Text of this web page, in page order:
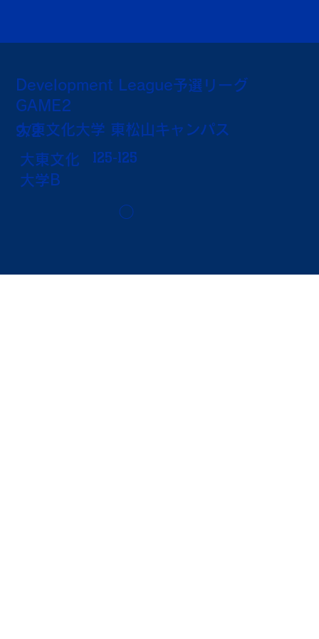
9/2
◯
Development League予選リーグ
GAME2
大東文化大学 東松山キャンパス
大東文化
大学B
125-125